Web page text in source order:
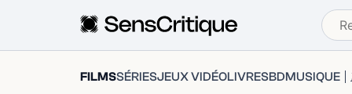
FILMSSÉRIESJEUX VIDÉOLIVRESBDMUSIQUE